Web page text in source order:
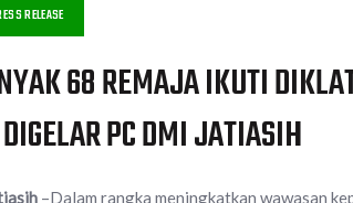
RELEASE
68 REMAJA IKUTI
PC DMI JATIASIH
–Dalam rangka meningkatkan wawasan